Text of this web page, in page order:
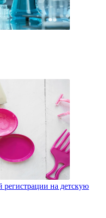
регистрации на детскую